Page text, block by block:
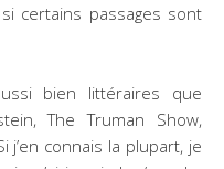
certains passages sont
bien littéraires que
The Truman Show,
j’en connais la plupart, je